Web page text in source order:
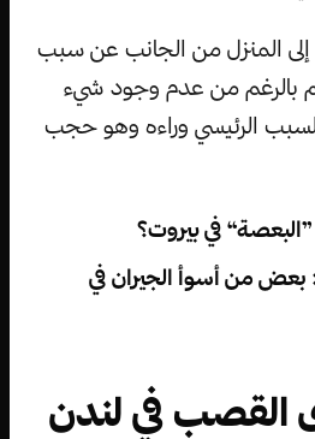
المنزل من الجانب عن سبب
بالرغم من عدم وجود شيء
الرئيسي وراءه وهو حجب
في بيروت؟
من أسوأ الجيران في